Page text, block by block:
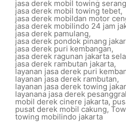
jasa derek mobil towing serang
jasa derek mobil towing tebet,
jasa derek mobildan motor
jasa derek mobilindo 24 jam
jasa derek pamulang,
jasa derek pondok pinang
jasa derek puri kembangan,
jasa derek ragunan jakarta
jasa derek rambutan jakarta,
layanan jasa derek puri
layanan jasa derek rambutan,
layanan jasa derek towing
layanana jasa derek
mobil derek cinere jakarta,
pusat derek mobil cakung,
towing mobilindo jakarta